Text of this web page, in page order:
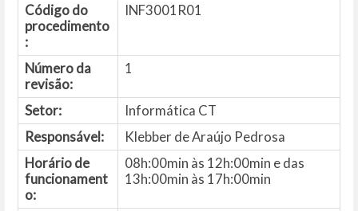
Código do
procedimento
:
INF3001R01
Número da
revisão:
1
Setor:
Informática CT
Responsável:
Klebber de Araújo Pedrosa
Horário de
funcionament
o:
08h:00min às 12h:00min e das
13h:00min às 17h:00min